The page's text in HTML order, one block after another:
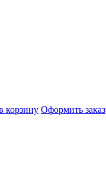
корзину Оформить заказ